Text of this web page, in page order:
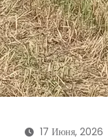
17 Июня, 2026